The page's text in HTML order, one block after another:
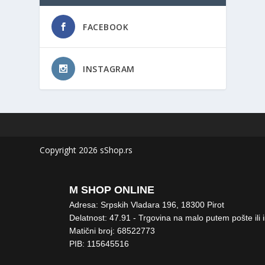
FACEBOOK
INSTAGRAM
Copyright 2026 sShop.rs
M SHOP ONLINE
Adresa: Srpskih Vladara 196, 18300 Pirot
Delatnost: 47.91 - Trgovina na malo putem pošte ili
Matični broj: 68522773
PIB: 115645516